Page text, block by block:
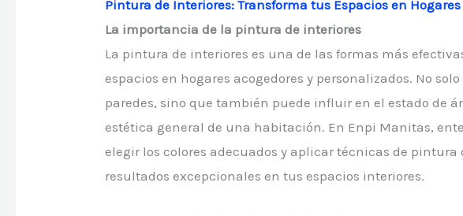
Pintura de Interiores: Transforma tus Espacios en Hogares
La importancia de la pintura de interiores
La pintura de interiores es una de las formas más
espacios en hogares acogedores y personalizados. No
paredes, sino que también puede influir en el estado de
estética general de una habitación. En Enpi Manitas,
elegir los colores adecuados y aplicar técnicas de
resultados excepcionales en tus espacios interiores.